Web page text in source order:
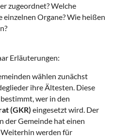
zugeordnet? Welche
einzelnen Organe? Wie heißen
Erläuterungen:
wählen zunächst
ihre Ältesten. Diese
wer in den
(GKR) eingesetzt wird. Der
der Gemeinde hat einen
Weiterhin werden für